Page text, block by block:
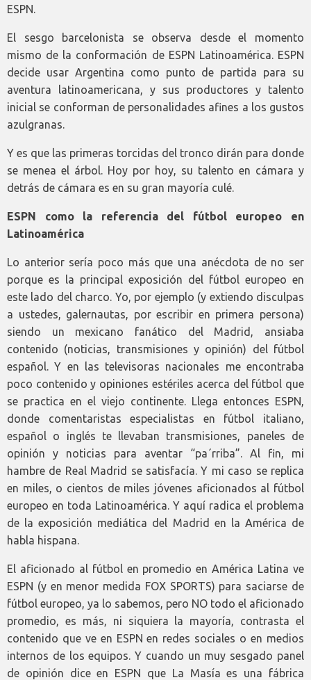
ESPN.
El sesgo barcelonista se observa desde el momento
mismo de la conformación de ESPN Latinoamérica. ESPN
decide usar Argentina como punto de partida para su
aventura latinoamericana, y sus productores y talento
inicial se conforman de personalidades afines a los gustos
azulgranas.
Y es que las primeras torcidas del tronco dirán para donde
se menea el árbol. Hoy por hoy, su talento en cámara y
detrás de cámara es en su gran mayoría culé.
ESPN como la referencia del fútbol europeo en
Latinoamérica
Lo anterior sería poco más que una anécdota de no ser
porque es la principal exposición del fútbol europeo en
este lado del charco. Yo, por ejemplo (y extiendo disculpas
a ustedes, galernautas, por escribir en primera persona)
siendo un mexicano fanático del Madrid, ansiaba
contenido (noticias, transmisiones y opinión) del fútbol
español. Y en las televisoras nacionales me encontraba
poco contenido y opiniones estériles acerca del fútbol que
se practica en el viejo continente. Llega entonces ESPN,
donde comentaristas especialistas en fútbol italiano,
español o inglés te llevaban transmisiones, paneles de
opinión y noticias para aventar “pa´rriba”. Al fin, mi
hambre de Real Madrid se satisfacía. Y mi caso se replica
en miles, o cientos de miles jóvenes aficionados al fútbol
europeo en toda Latinoamérica. Y aquí radica el problema
de la exposición mediática del Madrid en la América de
habla hispana.
El aficionado al fútbol en promedio en América Latina ve
ESPN (y en menor medida FOX SPORTS) para saciarse de
fútbol europeo, ya lo sabemos, pero NO todo el aficionado
promedio, es más, ni siquiera la mayoría, contrasta el
contenido que ve en ESPN en redes sociales o en medios
internos de los equipos. Y cuando un muy sesgado panel
de opinión dice en ESPN que La Masía es una fábrica